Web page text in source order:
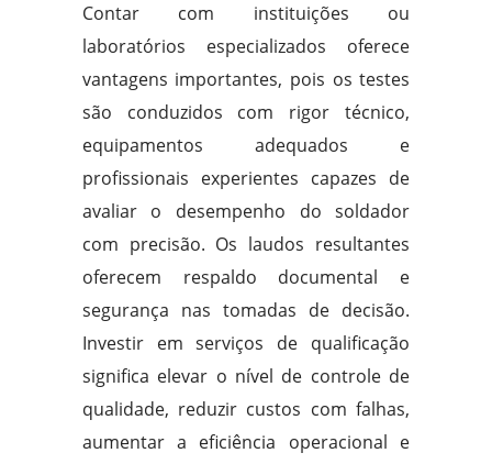
Contar com instituições ou
laboratórios especializados oferece
vantagens importantes, pois os testes
são conduzidos com rigor técnico,
equipamentos adequados e
profissionais experientes capazes de
avaliar o desempenho do soldador
com precisão. Os laudos resultantes
oferecem respaldo documental e
segurança nas tomadas de decisão.
Investir em serviços de qualificação
significa elevar o nível de controle de
qualidade, reduzir custos com falhas,
aumentar a eficiência operacional e